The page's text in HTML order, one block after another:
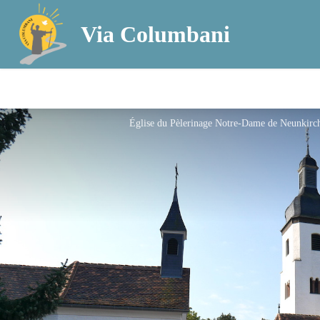
Via Columbani
Église du Pèlerinage Notre-Dame de